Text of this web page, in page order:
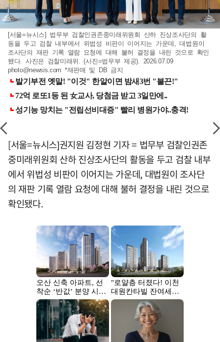
[서울=뉴시스] 법무부 검찰인권존중미래위원회 산하 진상조사단의 활
동을 두고 검찰 내부에서 위법성 비판이 이어지는 가운데, 대법원이
조사단의 재판 기록 열람 요청에 대해 불허 결정을 내린 것으로 확인
됐다. 사진은 검찰미래위. (사진=법무부 제공). 2026.07.09
photo@newsis.com *재판매 및 DB 금지
[서울=뉴시스]권지원 김정현 기자 = 법무부 검찰인권존
중미래위원회 산하 진상조사단의 활동을 두고 검찰 내부
에서 위법성 비판이 이어지는 가운데, 대법원이 조사단
의 재판 기록 열람 요청에 대해 불허 결정을 내린 것으로
확인됐다.